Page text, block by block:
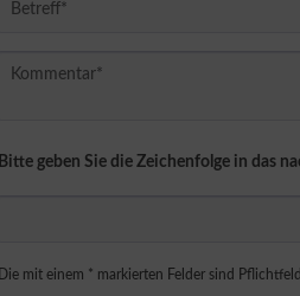
Bitte geben Sie die Zeichenfolge in das
Die mit einem * markierten Felder sind